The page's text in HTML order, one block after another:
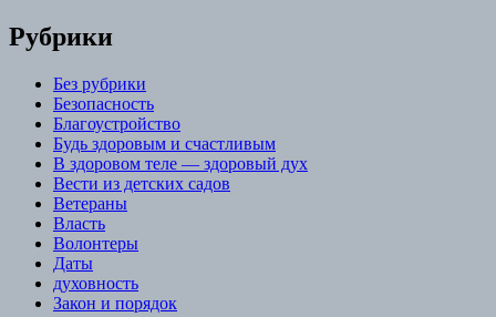
Рубрики
Без рубрики
Безопасность
Благоустройство
Будь здоровым и счастливым
В здоровом теле — здоровый дух
Вести из детских садов
Ветераны
Власть
Волонтеры
Даты
духовность
Закон и порядок